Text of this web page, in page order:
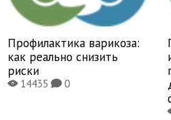
Профилактика варикоза:
как реально снизить
риски
X14435K0